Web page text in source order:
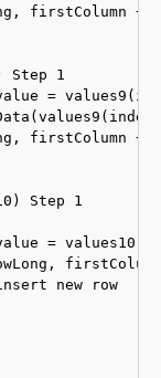
firstColumn +
Step 1
=
firstColumn +
Step 1
=
new row